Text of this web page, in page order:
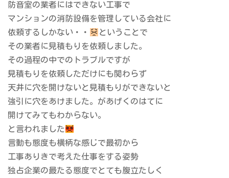
防音室の業者にはできない工事で
マンションの消防設備を管理している会社に
依頼するしかない・・
ということで
その業者に見積もりを依頼しました。
その過程の中でのトラブルですが
見積もりを依頼しただけにも関わらず
天井に穴を開けないと見積もりができないと
強引に穴をあけました。があげくのはてに
開けてみてもわからない。
と言われました
言動も態度も横柄な感じで最初から
工事ありきで考えた仕事をする姿勢
独占企業の最たる態度でとても腹立たしく